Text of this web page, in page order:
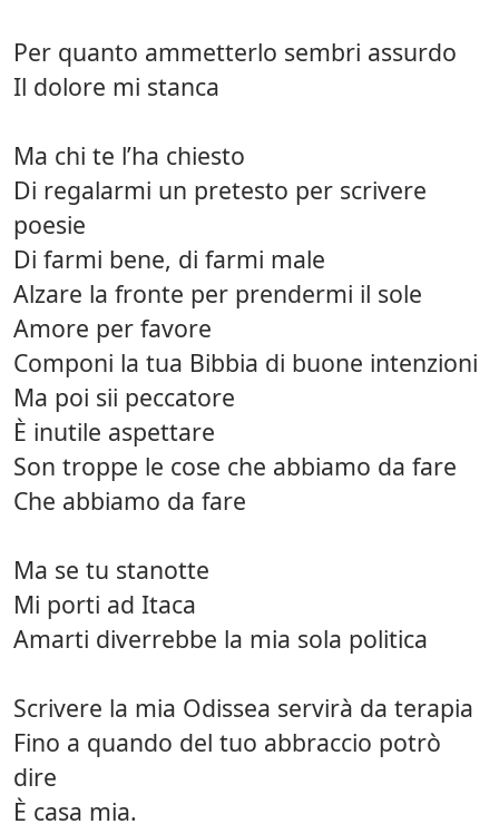
Per quanto ammetterlo sembri assurdo
Il dolore mi stanca
Ma chi te l’ha chiesto
Di regalarmi un pretesto per scrivere
poesie
Di farmi bene, di farmi male
Alzare la fronte per prendermi il sole
Amore per favore
Componi la tua Bibbia di buone intenzioni
Ma poi sii peccatore
È inutile aspettare
Son troppe le cose che abbiamo da fare
Che abbiamo da fare
Ma se tu stanotte
Mi porti ad Itaca
Amarti diverrebbe la mia sola politica
Scrivere la mia Odissea servirà da terapia
Fino a quando del tuo abbraccio potrò
dire
È casa mia.